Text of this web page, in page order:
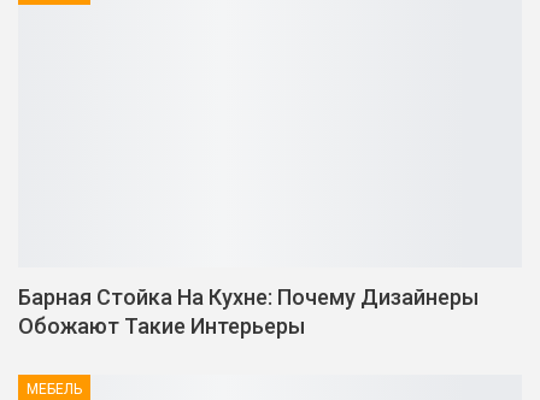
Барная Стойка На Кухне: Почему Дизайнеры
Обожают Такие Интерьеры
МЕБЕЛЬ